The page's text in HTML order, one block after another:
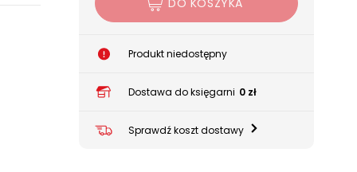
Produkt niedostępny
Dostawa do księgarni 0 zł
Sprawdź koszt dostawy